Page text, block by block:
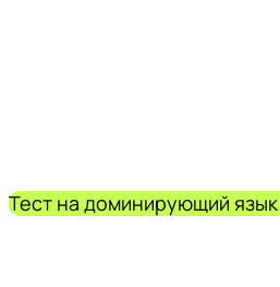
Тест на доминирующий